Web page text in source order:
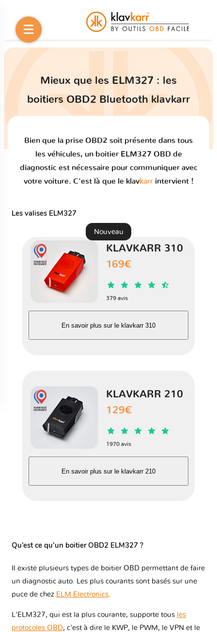
Mieux que les ELM327 : les
boitiers OBD2 Bluetooth klavkarr
Bien que la prise OBD2 soit présente dans tous
les véhicules, un boitier ELM327 OBD de
diagnostic est nécessaire pour communiquer avec
votre voiture. C'est là que le klavkarrintervient !
Les valises ELM327
Nouveau
KLAVKARR 310
169€
379 avis
En savoir plus sur le klavkarr 310
KLAVKARR 210
129€
1970 avis
En savoir plus sur le klavkarr 210
Qu’est ce qu’un boitier OBD2 ELM327 ?
Il existe plusieurs types de boitier OBD permettant de faire
un diagnostic auto. Les plus courants sont basés sur une
puce de chez ELM Electronics
L'ELM327, qui est la plus courante, supporte tous les
protocoles OBD, c'est à dire le KWP, le PWM, le VPN et le